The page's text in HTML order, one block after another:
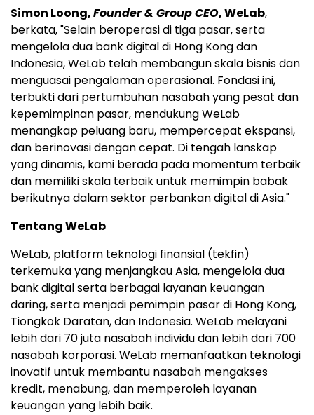
Simon Loong,Founder & Group CEO, WeLab,
berkata, "Selain beroperasi di tiga pasar, serta
mengelola dua bank digital di Hong Kong dan
Indonesia, WeLab telah membangun skala bisnis dan
menguasai pengalaman operasional. Fondasi ini,
terbukti dari pertumbuhan nasabah yang pesat dan
kepemimpinan pasar, mendukung WeLab
menangkap peluang baru, mempercepat ekspansi,
dan berinovasi dengan cepat. Di tengah lanskap
yang dinamis, kami berada pada momentum terbaik
dan memiliki skala terbaik untuk memimpin babak
berikutnya dalam sektor perbankan digital di Asia."
Tentang WeLab
WeLab, platform teknologi finansial (tekfin)
terkemuka yang menjangkau Asia, mengelola dua
bank digital serta berbagai layanan keuangan
daring, serta menjadi pemimpin pasar di Hong Kong,
Tiongkok Daratan, dan Indonesia. WeLab melayani
lebih dari 70 juta nasabah individu dan lebih dari 700
nasabah korporasi. WeLab memanfaatkan teknologi
inovatif untuk membantu nasabah mengakses
kredit, menabung, dan memperoleh layanan
keuangan yang lebih baik.